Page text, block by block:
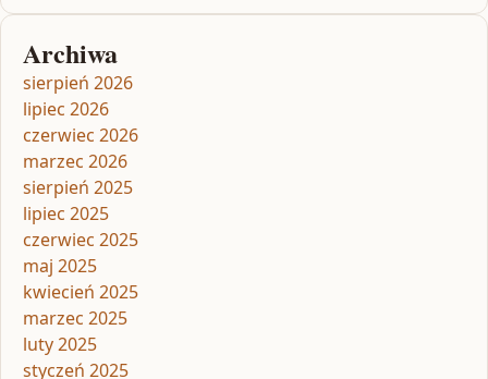
Archiwa
sierpień 2026
lipiec 2026
czerwiec 2026
marzec 2026
sierpień 2025
lipiec 2025
czerwiec 2025
maj 2025
kwiecień 2025
marzec 2025
luty 2025
styczeń 2025